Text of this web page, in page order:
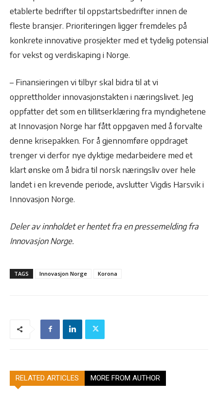
etablerte bedrifter til oppstartsbedrifter innen de
fleste bransjer. Prioriteringen ligger fremdeles på
konkrete innovative prosjekter med et tydelig potensial
for vekst og verdiskaping i Norge.
– Finansieringen vi tilbyr skal bidra til at vi
opprettholder innovasjonstakten i næringslivet. Jeg
oppfatter det som en tillitserklæring fra myndighetene
at Innovasjon Norge har fått oppgaven med å forvalte
denne krisepakken. For å gjennomføre oppdraget
trenger vi derfor nye dyktige medarbeidere med et
klart ønske om å bidra til norsk næringsliv over hele
landet i en krevende periode, avslutter Vigdis Harsvik i
Innovasjon Norge.
Deler av innholdet er hentet fra en pressemelding fra
Innovasjon Norge.
TAGS Innovasjon Norge Korona
RELATED ARTICLES MORE FROM AUTHOR